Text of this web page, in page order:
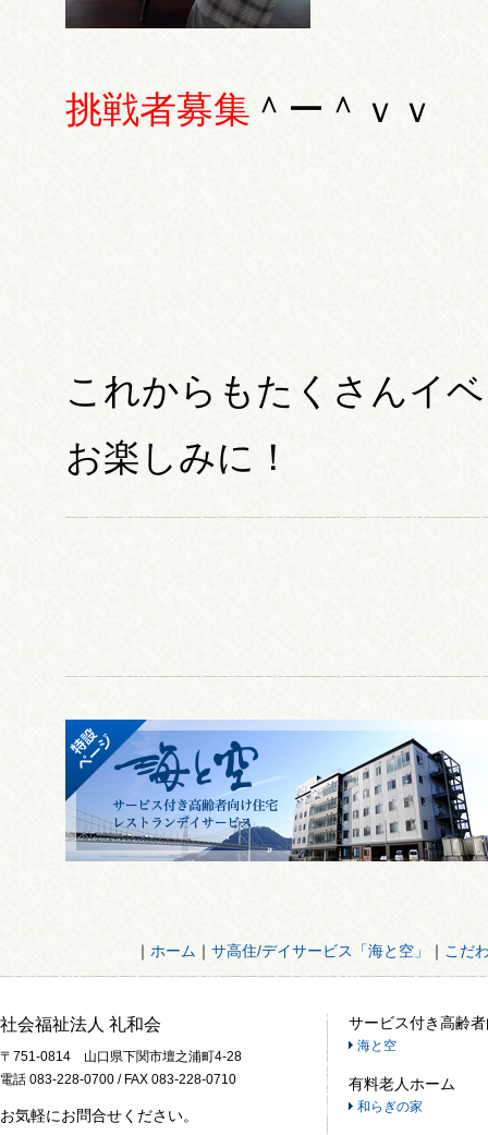
挑戦者募集 ＾ー＾ｖｖ
これからもたくさんイ
お楽しみに！
｜ ホーム ｜ サ高住/デイサービス「海と空」 ｜ こだ
社会福祉法人 礼和会
〒751-0814 山口県下関市壇之浦町4-28
電話 083-228-0700 / FAX 083-228-0710
お気軽にお問合せください。
サービス付き高齢
海と空
有料老人ホーム
和らぎの家